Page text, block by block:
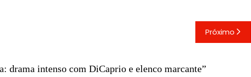
Próximo
drama intenso com DiCaprio e elenco marcante”